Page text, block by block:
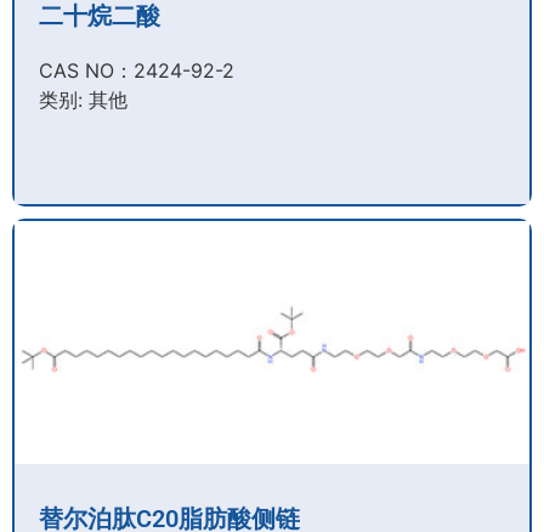
二十烷二酸
CAS NO：2424-92-2​
类别: 其他
替尔泊肽C20脂肪酸侧链